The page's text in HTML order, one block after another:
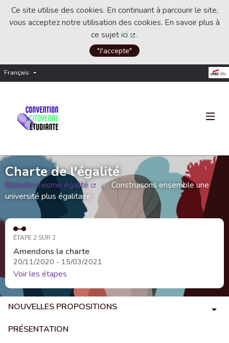
Ce site utilise des cookies. En continuant à parcourir le site,
vous acceptez notre utilisation des cookies. En savoir plus à
ce sujetici
(Lien externe)
.
"J'accepte"
Français Choisir la langue
Charte de l'égalité
#pasdesexisme égalité
(Lien externe)
Construisons ensemble une
université plus égalitaire
ÉTAPE 2 SUR 2
Amendons la charte
20/11/2020 - 15/03/2021
Voir les étapes
NOUVELLES PROPOSITIONS
PRÉSENTATION